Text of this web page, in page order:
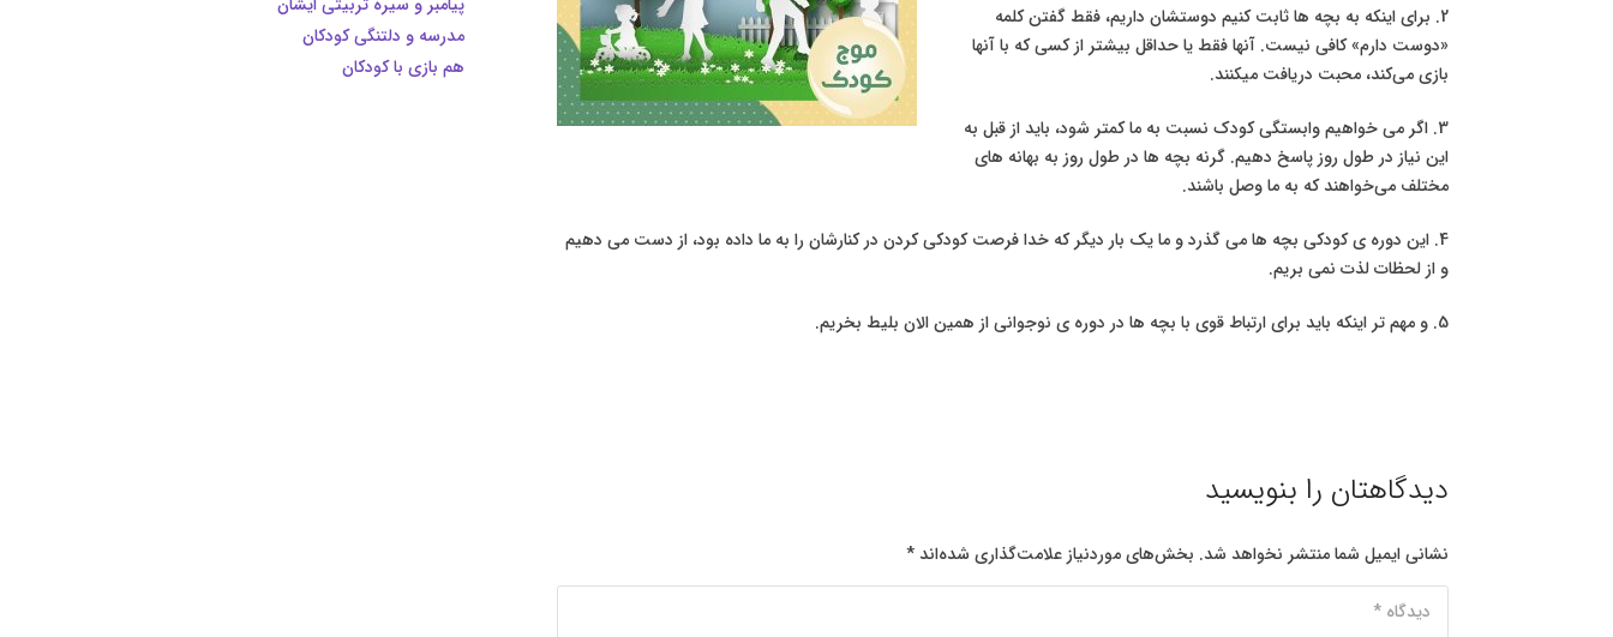
2. برای اینکه به بچه ها ثابت کنیم دوستشان داریم، فقط گفتن کلمه
«دوست دارم» کافی نیست. آنها فقط یا حداقل بیشتر از کسی که با آنها
بازی می‌کند، محبت دریافت میکنند.
3. اگر می خواهیم وابستگی کودک نسبت به ما کمتر شود، باید از قبل به
این نیاز در طول روز پاسخ دهیم. گرنه بچه ها در طول روز به بهانه های
مختلف می‌خواهند که به ما وصل باشند.
4. این دوره ی کودکی بچه ها می گذرد و ما یک بار دیگر که خدا فرصت کودکی کردن در کنارشان را به ما داده‌ بود، از دست می دهیم
و از لحظات لذت نمی بریم.
5. و‌ مهم تر اینکه باید برای ارتباط قوی با بچه ها در دوره ی نوجوانی از همین الان بلیط بخریم.
دیدگاهتان را بنویسید
نشانی ایمیل شما منتشر نخواهد شد. بخش‌های موردنیاز علامت‌گذاری شده‌اند *
مدرسه و دلتنگی کودکان
هم بازی با کودکان